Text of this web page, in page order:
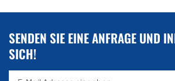
SENDEN SIE EINE ANFRAGE UND
SICH!